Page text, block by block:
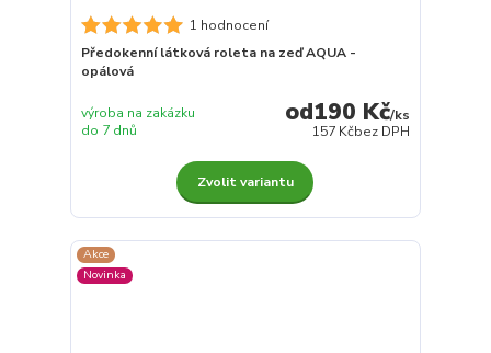
1 hodnocení
Předokenní látková roleta na zeď AQUA -
opálová
190 Kč/ks
157 Kčbez DPH
výroba na zakázku
do 7 dnů
Zvolit variantu
Akce
Novinka